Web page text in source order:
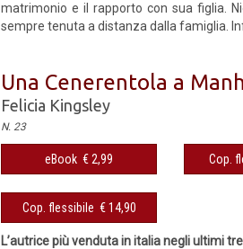
matrimonio e il rapporto con sua figlia.
sempre tenuta a distanza dalla famiglia.
Una Cenerentola a
Felicia Kingsley
N. 23
eBook € 2,99 Cop.
Cop. flessibile € 14,90
L’autrice più venduta in italia negli ultimi